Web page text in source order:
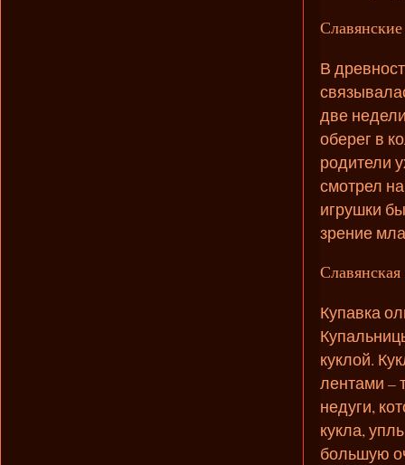
В
две
оберег в
родители
смотрел
игрушки
зрение
Купавка
куклой.
лентами –
недуги,
кукла,
большую